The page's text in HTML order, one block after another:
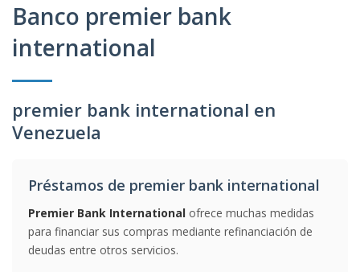
Banco premier bank
international
premier bank international en
Venezuela
Préstamos de premier bank international
Premier Bank International ofrece muchas medidas
para financiar sus compras mediante refinanciación de
deudas entre otros servicios.